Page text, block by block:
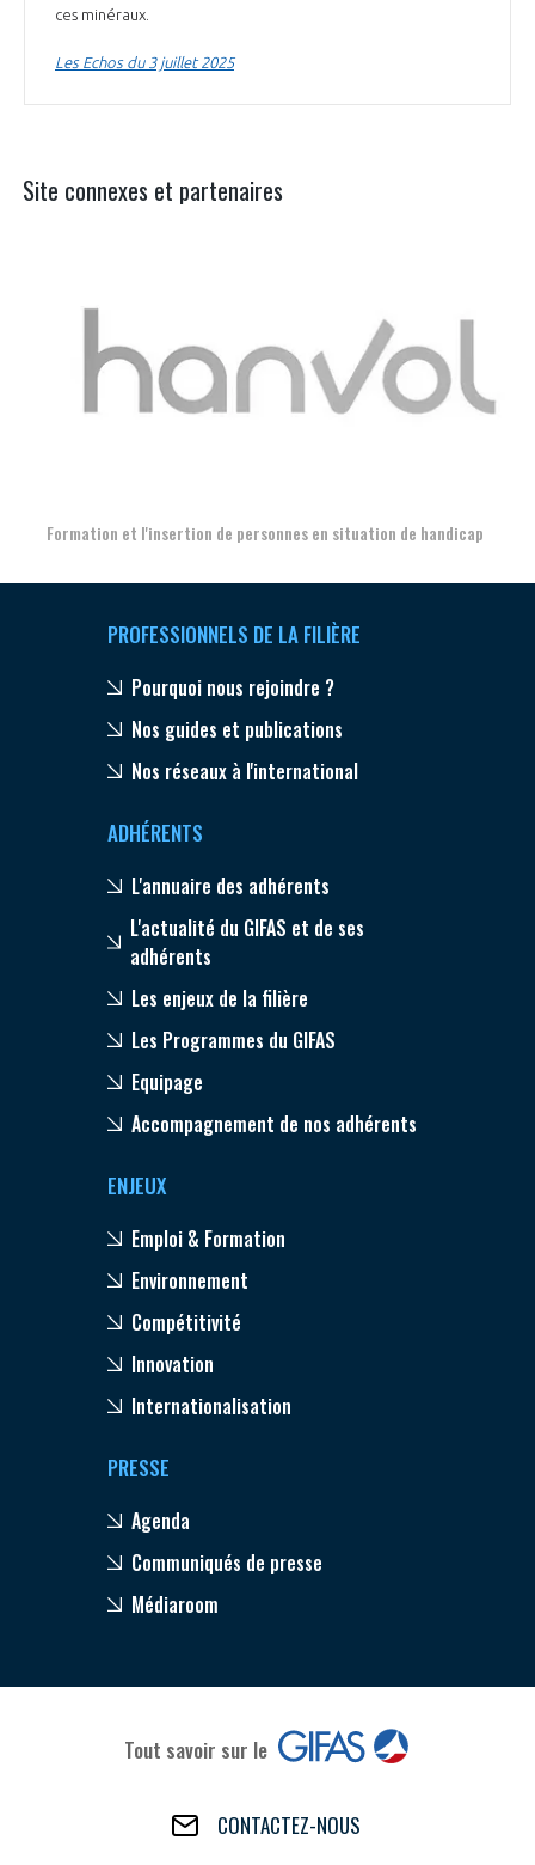
ces minéraux.
Les Echos du 3 juillet 2025
Site connexes et partenaires
Formation et l'insertion de personnes en situation de handicap
PROFESSIONNELS DE LA FILIÈRE
Pourquoi nous rejoindre ?
Nos guides et publications
Nos réseaux à l'international
ADHÉRENTS
L'annuaire des adhérents
L'actualité du GIFAS et de ses
adhérents
Les enjeux de la filière
Les Programmes du GIFAS
Equipage
Accompagnement de nos adhérents
ENJEUX
Emploi & Formation
Environnement
Compétitivité
Innovation
Internationalisation
PRESSE
Agenda
Communiqués de presse
Médiaroom
Tout savoir sur le
CONTACTEZ-NOUS